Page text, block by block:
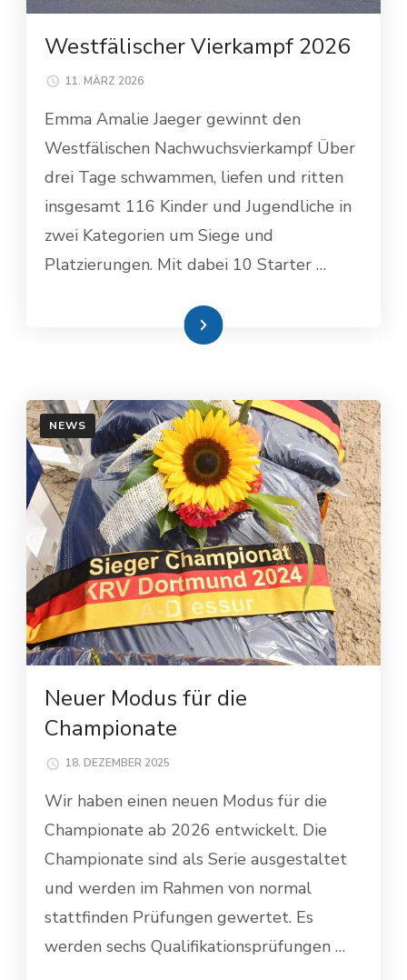
Westfälischer Vierkampf 2026
11. MÄRZ 2026
Emma Amalie Jaeger gewinnt den
Westfälischen Nachwuchsvierkampf Über
drei Tage schwammen, liefen und ritten
insgesamt 116 Kinder und Jugendliche in
zwei Kategorien um Siege und
Platzierungen. Mit dabei 10 Starter …
Weiterlesen
NEWS
Neuer Modus für die
Championate
18. DEZEMBER 2025
Wir haben einen neuen Modus für die
Championate ab 2026 entwickelt. Die
Championate sind als Serie ausgestaltet
und werden im Rahmen von normal
stattfinden Prüfungen gewertet. Es
werden sechs Qualifikationsprüfungen …